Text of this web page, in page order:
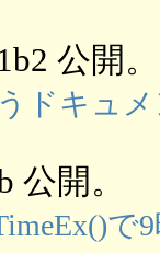
公開。
ドキュ
公開。